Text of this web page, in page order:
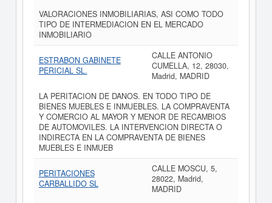
VALORACIONES INMOBILIARIAS, ASI COMO TODO
TIPO DE INTERMEDIACION EN EL MERCADO
INMOBILIARIO
ESTRABON GABINETE
PERICIAL SL.
CALLE ANTONIO
CUMELLA, 12, 28030,
Madrid, MADRID
LA PERITACION DE DANOS. EN TODO TIPO DE
BIENES MUEBLES E INMUEBLES. LA COMPRAVENTA
Y COMERCIO AL MAYOR Y MENOR DE RECAMBIOS
DE AUTOMOVILES. LA INTERVENCION DIRECTA O
INDIRECTA EN LA COMPRAVENTA DE BIENES
MUEBLES E INMUEB
PERITACIONES
CARBALLIDO SL
CALLE MOSCU, 5,
28022, Madrid,
MADRID